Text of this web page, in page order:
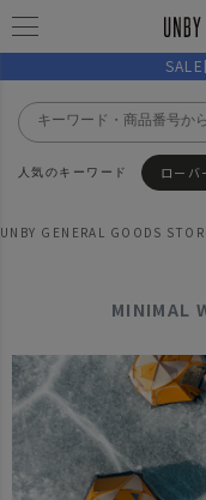
ローバ
UNBY GENERAL GOODS
MINIMAL